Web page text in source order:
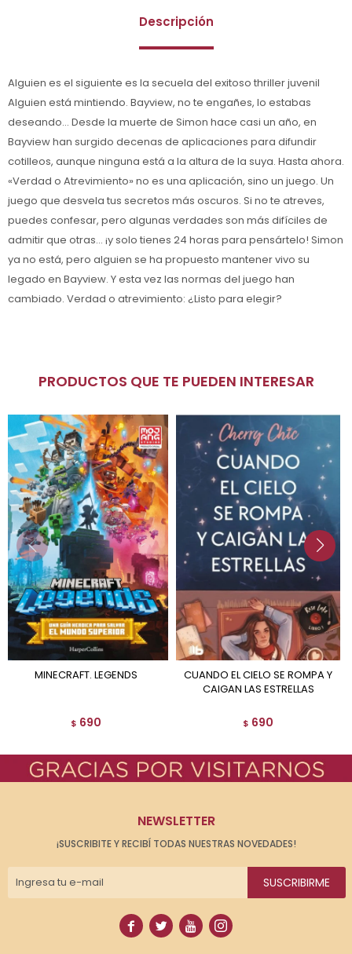
Descripción
Alguien es el siguiente es la secuela del exitoso thriller juvenil
Alguien está mintiendo. Bayview, no te engañes, lo estabas
deseando... Desde la muerte de Simon hace casi un año, en
Bayview han surgido decenas de aplicaciones para difundir
cotilleos, aunque ninguna está a la altura de la suya. Hasta ahora.
«Verdad o Atrevimiento» no es una aplicación, sino un juego. Un
juego que desvela tus secretos más oscuros. Si no te atreves,
puedes confesar, pero algunas verdades son más difíciles de
admitir que otras... ¡y solo tienes 24 horas para pensártelo! Simon
ya no está, pero alguien se ha propuesto mantener vivo su
legado en Bayview. Y esta vez las normas del juego han
cambiado. Verdad o atrevimiento: ¿Listo para elegir?
PRODUCTOS QUE TE PUEDEN INTERESAR
MINECRAFT. LEGENDS
$ 690
CUANDO EL CIELO SE ROMPA Y
CAIGAN LAS ESTRELLAS
$ 690
NEWSLETTER
¡SUSCRIBITE Y RECIBÍ TODAS NUESTRAS NOVEDADES!
SUSCRIBIRME
   